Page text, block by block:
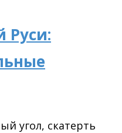
Руси:
угол, скатерть